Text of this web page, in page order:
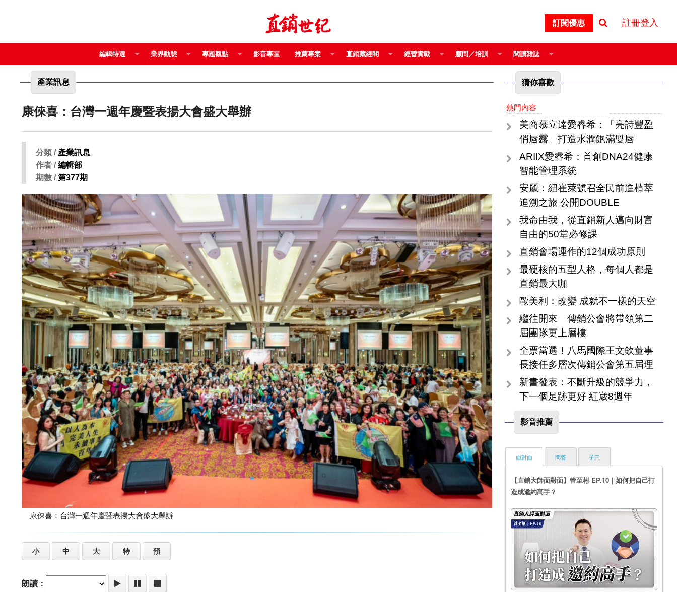
訂閱優惠 註冊登入
編輯特選 業界動態 專題觀點 影音專區 推薦專案 直銷藏經閣 經營實戰 顧問／培訓 閱讀雜誌
產業訊息
康倈喜：台灣一週年慶暨表揚大會盛大舉辦
分類 / 產業訊息
作者 /編輯部
期數 /第377期
康倈喜：台灣一週年慶暨表揚大會盛大舉辦
小 中 大 特 預
朗讀：
猜你喜歡
熱門內容
美商慕立達愛睿希：「亮詩豐盈
俏唇露」打造水潤飽滿雙唇
ARIIX愛睿希：首創DNA24健康
智能管理系統
安麗：紐崔萊號召全民前進植萃
追溯之旅 公開DOUBLE
我命由我，從直銷新人邁向財富
自由的50堂必修課
直銷會場運作的12個成功原則
最硬核的五型人格，每個人都是
直銷最大咖
歐美利：改變 成就不一樣的天空
繼往開來 傳銷公會將帶領第二
屆團隊更上層樓
全票當選！八馬國際王文欽董事
長接任多層次傳銷公會第五屆理
新書發表：不斷升級的競爭力，
下一個足跡更好 紅崴8週年
影音推薦
面對面
【直銷大師面對面】管至彬 EP.10｜如何把自己打
造成邀約高手？
問答 子曰